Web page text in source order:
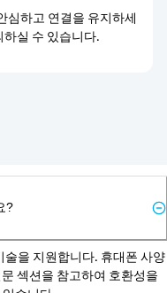
심하고 연결을 유지하세
하실 수 있습니다.
?
술을 지원합니다. 휴대폰 사양
섹션을 참고하여 호환성을